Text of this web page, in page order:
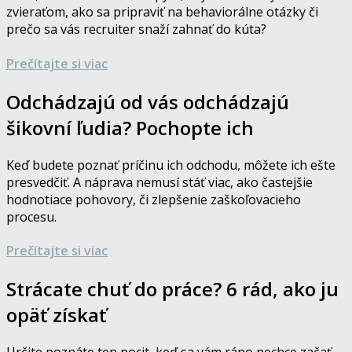
zvieraťom, ako sa pripraviť na behaviorálne otázky či
prečo sa vás recruiter snaží zahnať do kúta?
Prečítajte si viac
Odchádzajú od vás odchádzajú
šikovní ľudia? Pochopte ich
Keď budete poznať príčinu ich odchodu, môžete ich ešte
presvedčiť. A náprava nemusí stáť viac, ako častejšie
hodnotiace pohovory, či zlepšenie zaškoľovacieho
procesu.
Prečítajte si viac
Strácate chuť do práce? 6 rád, ako ju
opäť získať